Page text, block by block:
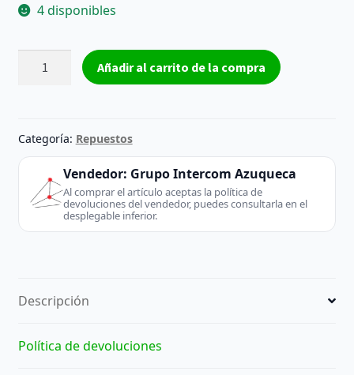
4 disponibles
Iluminacion
SECOM
SECOM
(Other)
cantidad
Añadir al carrito de la compra
Categoría: Repuestos
Vendedor: Grupo Intercom Azuqueca
Al comprar el artículo aceptas la política de
devoluciones del vendedor, puedes consultarla en el
desplegable inferior.
Descripción
Política de devoluciones